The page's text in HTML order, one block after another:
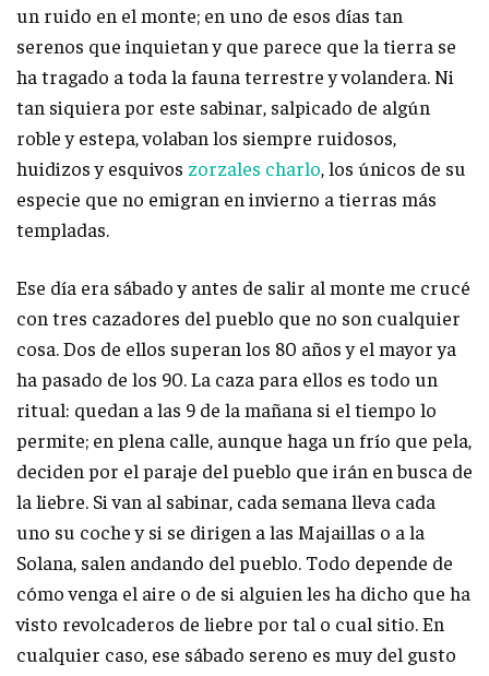
un ruido en el monte; en uno de esos días tan
serenos que inquietan y que parece que la tierra se
ha tragado a toda la fauna terrestre y volandera. Ni
tan siquiera por este sabinar, salpicado de algún
roble y estepa, volaban los siempre ruidosos,
huidizos y esquivos zorzales charlo, los únicos de su
especie que no emigran en invierno a tierras más
templadas.
Ese día era sábado y antes de salir al monte me crucé
con tres cazadores del pueblo que no son cualquier
cosa. Dos de ellos superan los 80 años y el mayor ya
ha pasado de los 90. La caza para ellos es todo un
ritual: quedan a las 9 de la mañana si el tiempo lo
permite; en plena calle, aunque haga un frío que pela,
deciden por el paraje del pueblo que irán en busca de
la liebre. Si van al sabinar, cada semana lleva cada
uno su coche y si se dirigen a las Majaillas o a la
Solana, salen andando del pueblo. Todo depende de
cómo venga el aire o de si alguien les ha dicho que ha
visto revolcaderos de liebre por tal o cual sitio. En
cualquier caso, ese sábado sereno es muy del gusto